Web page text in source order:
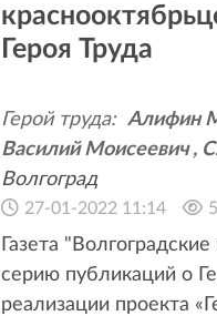
Героя Труда
Герой труда: Алифин
Василий Моисеевич ,
Волгоград
27-01-2022 11:14
Газета
серию публикаций о
реализации проекта